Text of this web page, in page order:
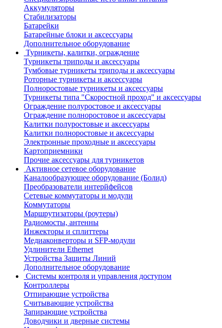
Аккумуляторы
Стабилизаторы
Батарейки
Батарейные блоки и аксессуары
Дополнительное оборудование
Турникеты, калитки, ограждение
Турникеты триподы и аксессуары
Тумбовые турникеты триподы и аксессуары
Роторные турникеты и аксессуары
Полноростовые турникеты и аксессуары
Турникеты типа "Скоростной проход" и аксессуары
Ограждение полуростовое и аксессуары
Ограждение полноростовое и аксессуары
Калитки полуростовые и аксессуары
Калитки полноростовые и аксессуары
Электронные проходные и аксессуары
Картоприемники
Прочие аксессуары для турникетов
Активное сетевое оборудование
Каналообразующее оборудование (Болид)
Преобразователи интерйфейсов
Сетевые коммутаторы и модули
Коммутаторы
Маршрутизаторы (роутеры)
Радиомосты, антенны
Инжекторы и сплиттеры
Медиаконверторы и SFP-модули
Удлинители Ethernet
Устройства Защиты Линий
Дополнительное оборудование
Системы контроля и управления доступом
Контроллеры
Отпирающие устройства
Считывающие устройства
Запирающие устройства
Доводчики и дверные системы